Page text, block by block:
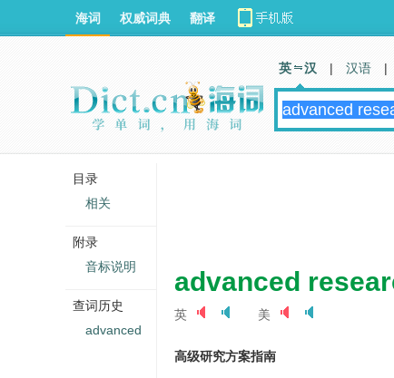
advanced
英 美
高级研究方案指南
海词 权威词典 翻译
英 汉 | 汉语 |
目录
相关
附录
音标说明
查词历史
advanced